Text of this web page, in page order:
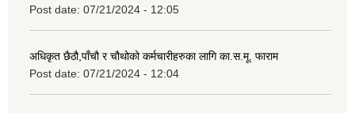
Post date: 07/21/2024 - 12:05
अधिकृत छैठौ,पाँचौ र चौथोको कर्मचारीहरुका लागि का.स.मू. फाराम
Post date: 07/21/2024 - 12:04